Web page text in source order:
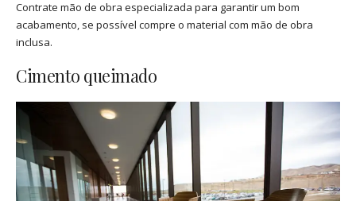
Contrate mão de obra especializada para garantir um bom
acabamento, se possível compre o material com mão de obra
inclusa.
Cimento queimado